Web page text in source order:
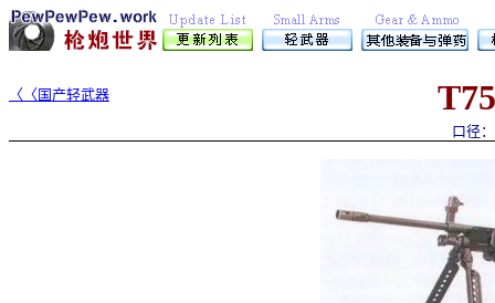
〈〈国产轻武器 T
口径